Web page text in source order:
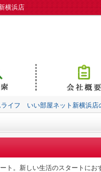
横浜店
ライフ いい部屋ネット新横浜店
ト。新しい生活のスタートに